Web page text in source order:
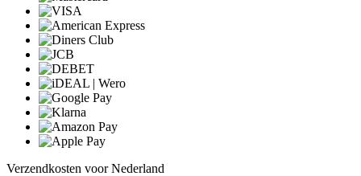
Verzendkosten voor Nederland